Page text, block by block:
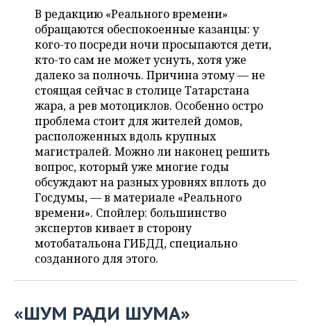
ОТКРЫТАЯ ЛЕКЦИЯ
БАСКЕТБОЛ
ВОЛЕЙБОЛ
КИБЕРСПОРТ
ФИГУРНОЕ КАТАНИЕ
ВОДНЫЕ ВИДЫ СПОРТА
ХОККЕЙ С МЯЧОМ
ИНФРАСТРУКТУРА
ИСТОРИЯ
КУЛЬТУРА
МЕДИЦИНА
ОБРАЗОВАНИЕ
ПРОИСШЕСТВИЯ
СПРАВОЧНИК
СПИСОК ПЕРСОН
СПИСОК КОМПАНИЙ
ПОЛНАЯ ВЕРСИЯ
В редакцию «Реального времени»
обращаются обеспокоенные казанцы: у
кого-то посреди ночи просыпаются дети,
кто-то сам не может уснуть, хотя уже
далеко за полночь. Причина этому — не
стоящая сейчас в столице Татарстана
жара, а рев мотоциклов. Особенно остро
проблема стоит для жителей домов,
расположенных вдоль крупных
магистралей. Можно ли наконец решить
вопрос, который уже многие годы
обсуждают на разных уровнях вплоть до
Госдумы, — в материале «Реального
времени». Спойлер: большинство
экспертов кивает в сторону
мотобатальона ГИБДД, специально
созданного для этого.
«ШУМ РАДИ ШУМА»